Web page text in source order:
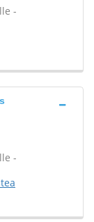
-
-